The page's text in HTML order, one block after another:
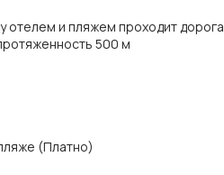
отелем и пляжем проходит дорога
500 м
(Платно)